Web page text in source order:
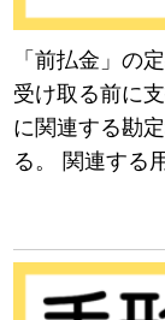
「前払金」の
受け取る前に
に関連する勘
る。 関連する